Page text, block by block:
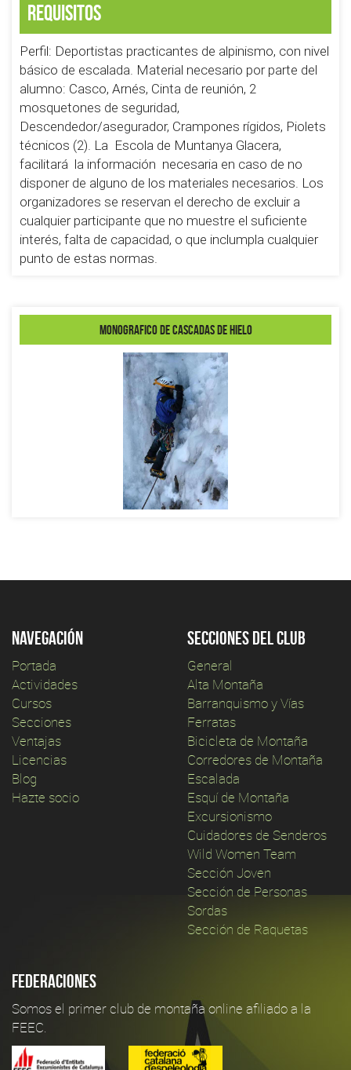
Requisitos
Perfil: Deportistas practicantes de alpinismo, con nivel
básico de escalada. Material necesario por parte del
alumno: Casco, Arnés, Cinta de reunión, 2
mosquetones de seguridad,
Descendedor/asegurador, Crampones rígidos, Piolets
técnicos (2). La Escola de Muntanya Glacera,
facilitará la información necesaria en caso de no
disponer de alguno de los materiales necesarios. Los
organizadores se reservan el derecho de excluir a
cualquier participante que no muestre el suficiente
interés, falta de capacidad, o que inclumpla cualquier
punto de estas normas.
MONOGRAFICO DE CASCADAS DE HIELO
Navegación
Portada
Actividades
Cursos
Secciones
Ventajas
Licencias
Blog
Hazte socio
Secciones del club
General
Alta Montaña
Barranquismo y Vías
Ferratas
Bicicleta de Montaña
Corredores de Montaña
Escalada
Esquí de Montaña
Excursionismo
Cuidadores de Senderos
Wild Women Team
Sección Joven
Sección de Personas
Sordas
Sección de Raquetas
Federaciones
Somos el primer club de montaña online afiliado a la
FEEC.